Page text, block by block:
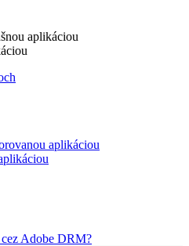
aplikáciou
aplikáciou
Adobe DRM?